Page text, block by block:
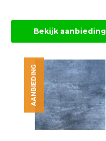
9.1
gebaseerd
Bekijk aanbieding
AANBIEDING